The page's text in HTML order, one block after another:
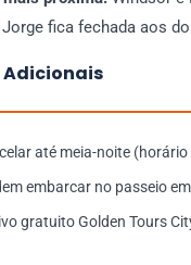
fica fechada aos
até meia-noite
embarcar no passeio
gratuito Golden Tours